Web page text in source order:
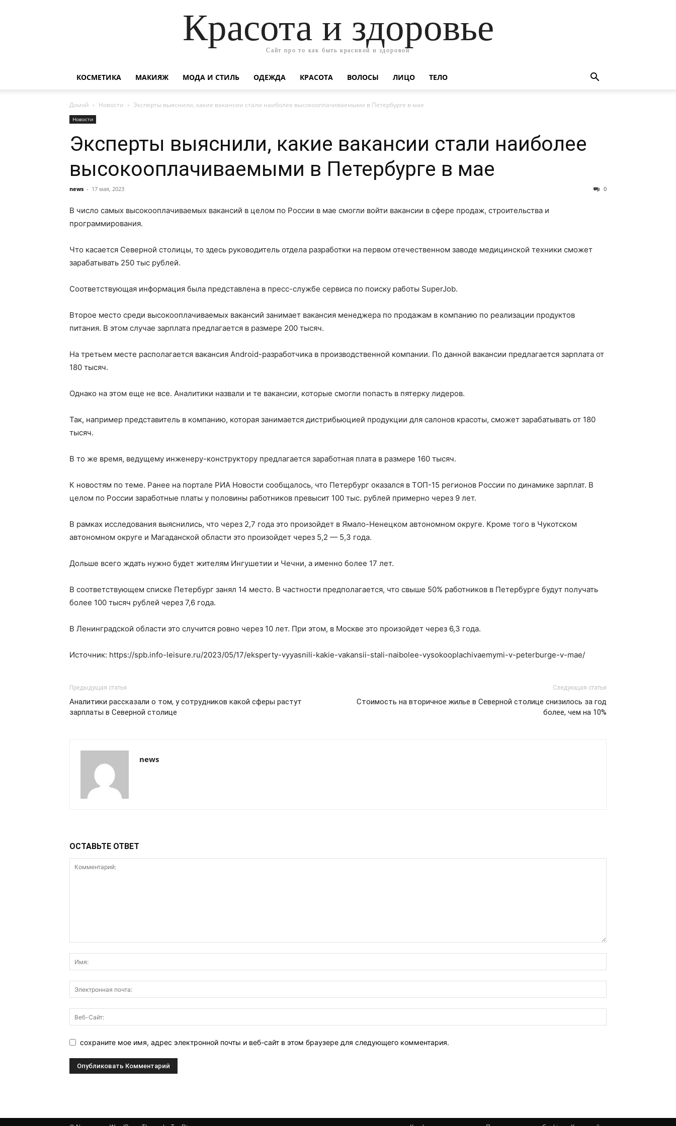
Красота и здоровье
Сайт про то как быть красивой и здоровой
КОСМЕТИКА МАКИЯЖ МОДА И СТИЛЬ ОДЕЖДА КРАСОТА ВОЛОСЫ ЛИЦО ТЕЛО
Домой Новости Эксперты выяснили, какие вакансии стали наиболее высокооплачиваемыми в Петербурге в мае
Новости
Эксперты выяснили, какие вакансии стали наиболее
высокооплачиваемыми в Петербурге в мае
news - 17 мая, 2023 0
В число самых высокооплачиваемых вакансий в целом по России в мае смогли войти вакансии в сфере продаж, строительства и
программирования.
Что касается Северной столицы, то здесь руководитель отдела разработки на первом отечественном заводе медицинской техники сможет
зарабатывать 250 тыс рублей.
Соответствующая информация была представлена в пресс-службе сервиса по поиску работы SuperJob.
Второе место среди высокооплачиваемых вакансий занимает вакансия менеджера по продажам в компанию по реализации продуктов
питания. В этом случае зарплата предлагается в размере 200 тысяч.
На третьем месте располагается вакансия Android-разработчика в производственной компании. По данной вакансии предлагается зарплата от
180 тысяч.
Однако на этом еще не все. Аналитики назвали и те вакансии, которые смогли попасть в пятерку лидеров.
Так, например представитель в компанию, которая занимается дистрибьюцией продукции для салонов красоты, сможет зарабатывать от 180
тысяч.
В то же время, ведущему инженеру-конструктору предлагается заработная плата в размере 160 тысяч.
К новостям по теме. Ранее на портале РИА Новости сообщалось, что Петербург оказался в ТОП-15 регионов России по динамике зарплат. В
целом по России заработные платы у половины работников превысит 100 тыс. рублей примерно через 9 лет.
В рамках исследования выяснились, что через 2,7 года это произойдет в Ямало-Ненецком автономном округе. Кроме того в Чукотском
автономном округе и Магаданской области это произойдет через 5,2 — 5,3 года.
Дольше всего ждать нужно будет жителям Ингушетии и Чечни, а именно более 17 лет.
В соответствующем списке Петербург занял 14 место. В частности предполагается, что свыше 50% работников в Петербурге будут получать
более 100 тысяч рублей через 7,6 года.
В Ленинградской области это случится ровно через 10 лет. При этом, в Москве это произойдет через 6,3 года.
Источник: https://spb.info-leisure.ru/2023/05/17/eksperty-vyyasnili-kakie-vakansii-stali-naibolee-vysokooplachivaemymi-v-peterburge-v-mae/
Предыдущая статья
Аналитики рассказали о том, у сотрудников какой сферы растут
зарплаты в Северной столице
Следующая статья
Стоимость на вторичное жилье в Северной столице снизилось за год
более, чем на 10%
news
ОСТАВЬТЕ ОТВЕТ
сохраните мое имя, адрес электронной почты и веб-сайт в этом браузере для следующего комментария.